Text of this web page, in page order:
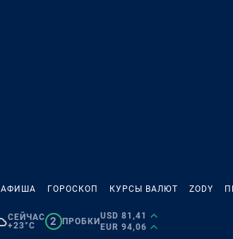
АФИША ГОРОСКОП КУРСЫ ВАЛЮТ ZODY
СЕЙЧАС
+23°C
2 ПРОБКИ
USD 81,41
EUR 94,06